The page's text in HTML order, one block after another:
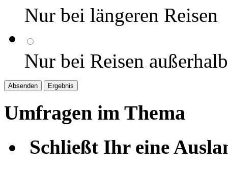
Nur bei längeren Reisen
Nur bei Reisen
Umfragen im Thema
Schließt Ihr eine